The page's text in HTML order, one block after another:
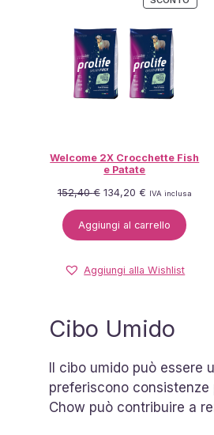
IN
Welcome 2X Crocchette Fish
e Patate
152,40€ Il
prezzo
originale
134,20 €Il
prezzo
attuale
IVA inclusa
Aggiungi al carrello
Aggiungi alla Wishlist
Cibo Umido
Il cibo umido può essere
preferiscono consistenze
Chow può contribuire a